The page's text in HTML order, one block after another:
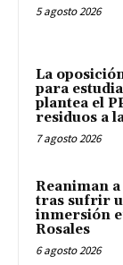
5 agosto 2026
La
para
plantea el
residuos a
7 agosto 2026
Reaniman
tras sufrir
inmersión
Rosales
6 agosto 2026